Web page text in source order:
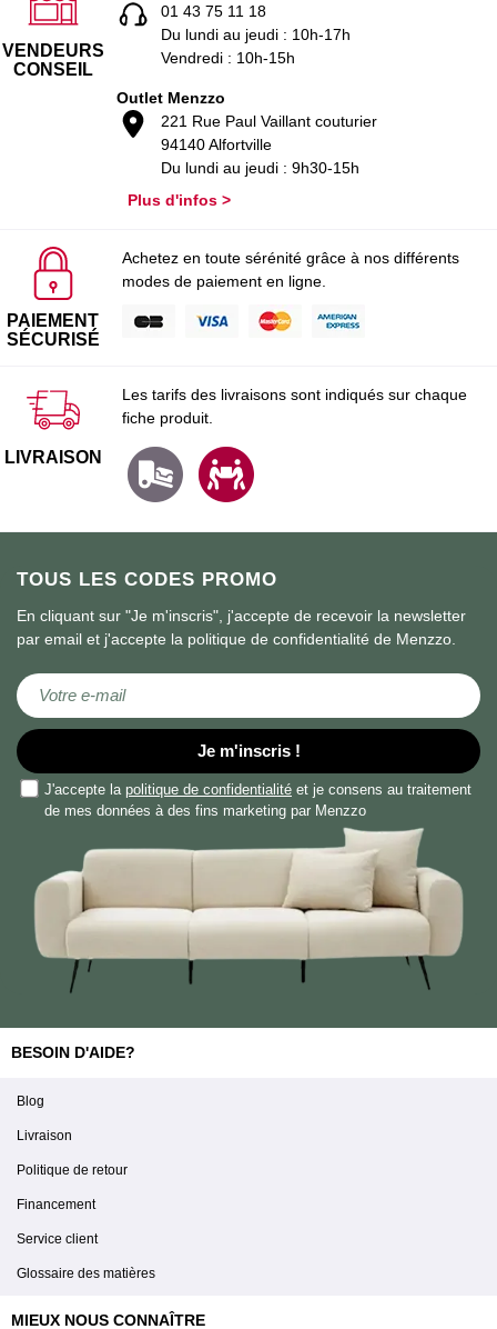
TOUS LES CODES PROMO
En cliquant sur "Je m'inscris", j'accepte de recevoir la newsletter
par email et j'accepte la politique de confidentialité de Menzzo.
Inscription à notre lettre d’information :
Je m'inscris !
J'accepte la politique de confidentialité et je consens au traitement
de mes données à des fins marketing par Menzzo
VENDEURS
CONSEIL
01 43 75 11 18
Du lundi au jeudi : 10h-17h
Vendredi : 10h-15h
Outlet Menzzo
221 Rue Paul Vaillant couturier
94140 Alfortville
Du lundi au jeudi : 9h30-15h
Plus d'infos >
PAIEMENT
SÉCURISÉ
Achetez en toute sérénité grâce à nos différents
modes de paiement en ligne.
LIVRAISON
Les tarifs des livraisons sont indiqués sur chaque
fiche produit.
BESOIN D'AIDE?
Blog
Livraison
Politique de retour
Financement
Service client
Glossaire des matières
MIEUX NOUS CONNAÎTRE